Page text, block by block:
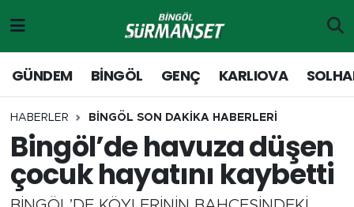
GÜNDEM BİNGÖL GENÇ KARLIOVA
HABERLER BİNGÖL SON DAKİKA HABERLERİ
Bingöl’de havuza düşen
çocuk hayatını kaybetti
Genç
Solhan
Karlıova
Merkez Hava Durumu
Merkez Trafik Yoğunluk Haritası
Süper Lig Puan Durumu ve Fikstür